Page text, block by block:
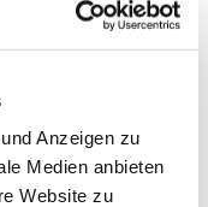
Anzeigen zu
Medien anbieten
Website zu